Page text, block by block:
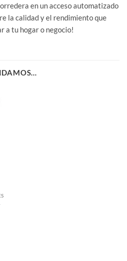
en un acceso automatizado
la calidad y el rendimiento que
a tu hogar o negocio!